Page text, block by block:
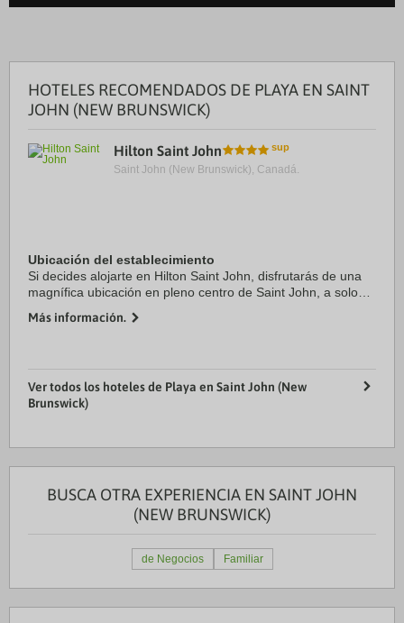
HOTELES RECOMENDADOS DE PLAYA EN SAINT
JOHN (NEW BRUNSWICK)
Hilton Saint John
Saint John (New Brunswick), Canadá.
Ubicación del establecimiento
Si decides alojarte en Hilton Saint John, disfrutarás de una
magnífica ubicación en pleno centro de Saint John, a solo
3 min a pie de Centro de ...
Más información.
Ver todos los hoteles de Playa en Saint John (New
Brunswick)
BUSCA OTRA EXPERIENCIA EN SAINT JOHN
(NEW BRUNSWICK)
de Negocios Familiar